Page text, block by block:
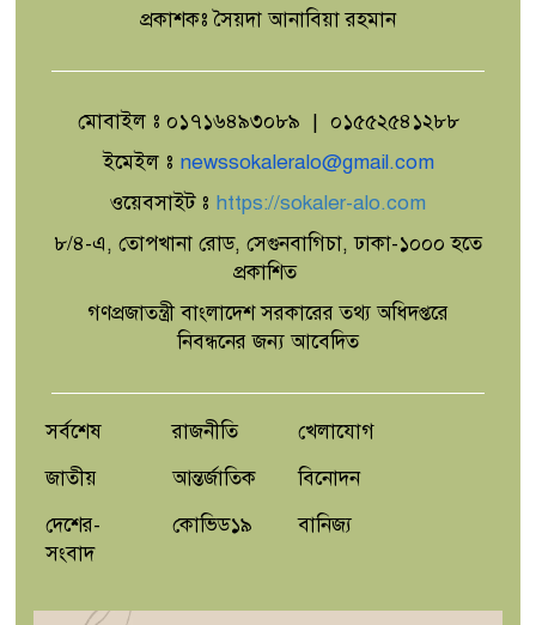
চাঁপাইনবাবগঞ্জে ৪৩ লক্ষ ৪৬ হাজার জাল
ভারতীয় রুপী ও তৈরীর সরঞ্জামসহ গ্রেপ্তার
সাবেক এমপি আবু নাছের চৌধুরীর
মৃত্যুবার্ষিকীতে দোয়া ও মিলাদ মাহফিল
সাতক্ষীরা জেলার মাসিক আইন শৃঙ্খলা
বিষয়ক সভা
মাতারবাড়ীকে ঘিরে সমন্বিত জ্বালানি ও
প্রকাশকঃ সৈয়দা আনাবিয়া রহমান
মোবাইল ঃ ০১৭১৬৪৯৩০৮৯ | ০১৫৫২৫৪১২৮৮
ইমেইল ঃ newssokaleralo@gmail.com
ওয়েবসাইট ঃ https://sokaler-alo.com
৮/৪-এ, তোপখানা রোড, সেগুনবাগিচা, ঢাকা-১০০০ হতে
প্রকাশিত
গণপ্রজাতন্ত্রী বাংলাদেশ সরকারের তথ্য অধিদপ্তরে
নিবন্ধনের জন্য আবেদিত
সর্বশেষ
জাতীয়
দেশের-
সংবাদ
রাজনীতি
আন্তর্জাতিক
কোভিড১৯
খেলাযোগ
বিনোদন
বানিজ্য